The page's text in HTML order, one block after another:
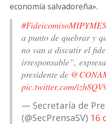
economía salvadoreña».
#FideicomisoMIPYMES
a punto de quebrar y
no van a discutir el
irresponsable”, expresa
presidente de
pic.twitter.com/
— Secretaría de
(@SecPrensaSV) 16